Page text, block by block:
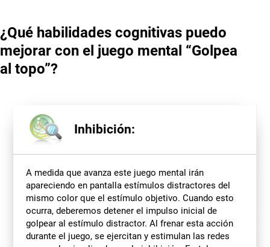
¿Qué habilidades cognitivas puedo
mejorar con el juego mental “Golpea
al topo”?
Inhibición:
A medida que avanza este juego mental irán
apareciendo en pantalla estímulos distractores del
mismo color que el estímulo objetivo. Cuando esto
ocurra, deberemos detener el impulso inicial de
golpear al estímulo distractor. Al frenar esta acción
durante el juego, se ejercitan y estimulan las redes